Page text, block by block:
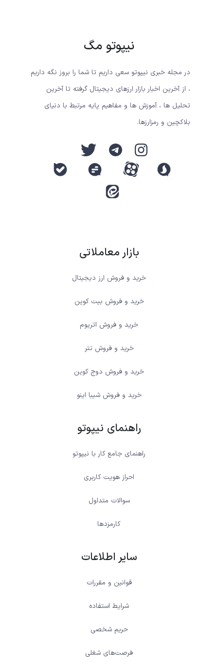
نیپوتو مگ
در مجله خبری نیپوتو سعی داریم تا شما را بروز نگه داریم
، از آخرین اخبار بازار ارزهای دیجیتال گرفته تا آخرین
تحلیل ها ، آموزش ها و مفاهیم پایه مرتبط با دنیای
بلاکچین و رمزارزها.
بازار معاملاتی
خرید و فروش ارز دیجیتال
خرید و فروش بیت کوین
خرید و فروش اتریوم
خرید و فروش تتر
خرید و فروش دوج کوین
خرید و فروش شیبا اینو
راهنمای نیپوتو
راهنمای جامع کار با نیپوتو
احراز هویت کاربری
سوالات متداول
کارمزدها
سایر اطلاعات
قوانین و مقررات
شرایط استفاده
حریم شخصی
فرصت‌های شغلی